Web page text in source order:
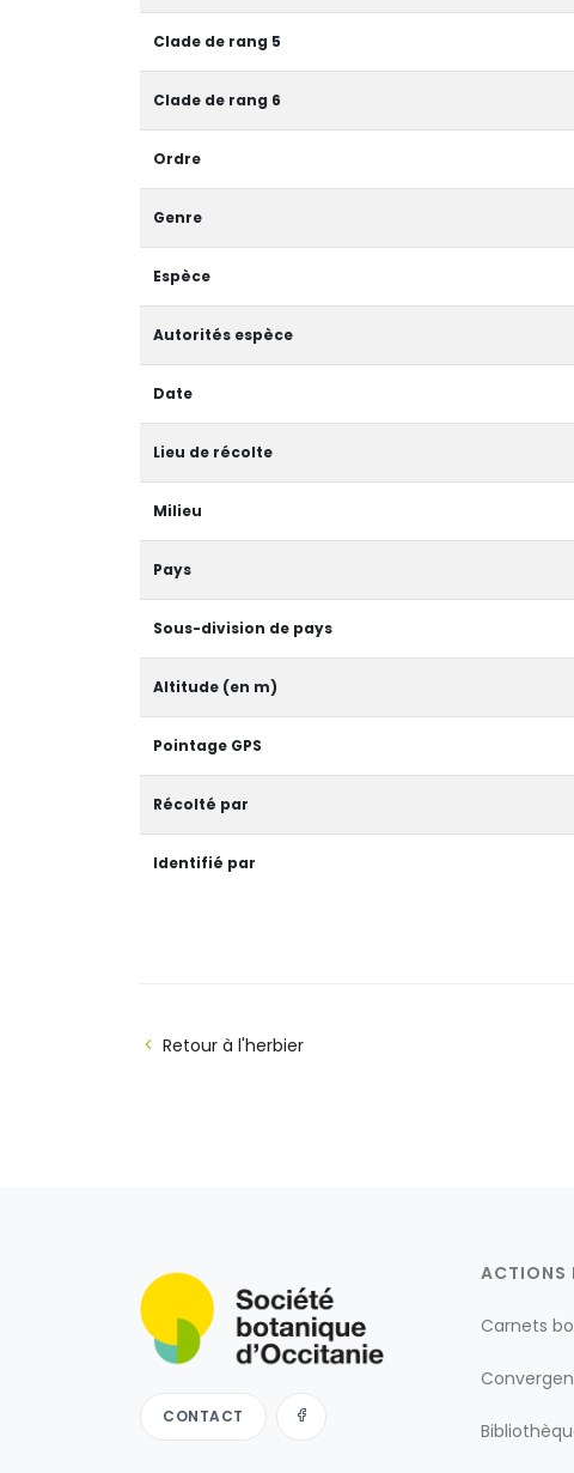
Clade de rang 5
Clade de rang 6
Ordre
Genre
Espèce
Autorités espèce
Date
Lieu de récolte
Milieu
Pays
Sous-division de pays
Altitude (en m)
Pointage GPS
Récolté par
Identifié par
Retour à l'herbier
CONTACT
ACTIONS
Carnets